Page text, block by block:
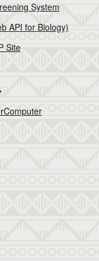
System
API for Biology)
Site